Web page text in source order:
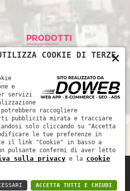
PRODOTTI
Abbigliamento
Accessori merceria
Filati
Intimo Donna
Intimo uomo
Mare
- P.IVA: 03252510239 -
×
COOKIE DI TERZE
e
servizi
raccogliere
pubblicità mirata e tracciare
solo cliccando su "Accetta
le tue preferenze in
il link "Cookie" in basso a
pulsante confermi di aver letto
sulla privacy e la cookie
ACCETTA TUTTI E CHIUDI